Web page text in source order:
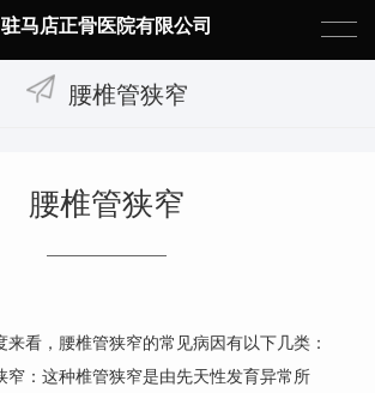
驻马店正骨医院有限公司
腰椎管狭窄
腰椎管狭窄
来看，腰椎管狭窄的常见病因有以下几类：
：这种椎管狭窄是由先天性发育异常所